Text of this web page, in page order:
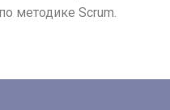
методике Scrum.